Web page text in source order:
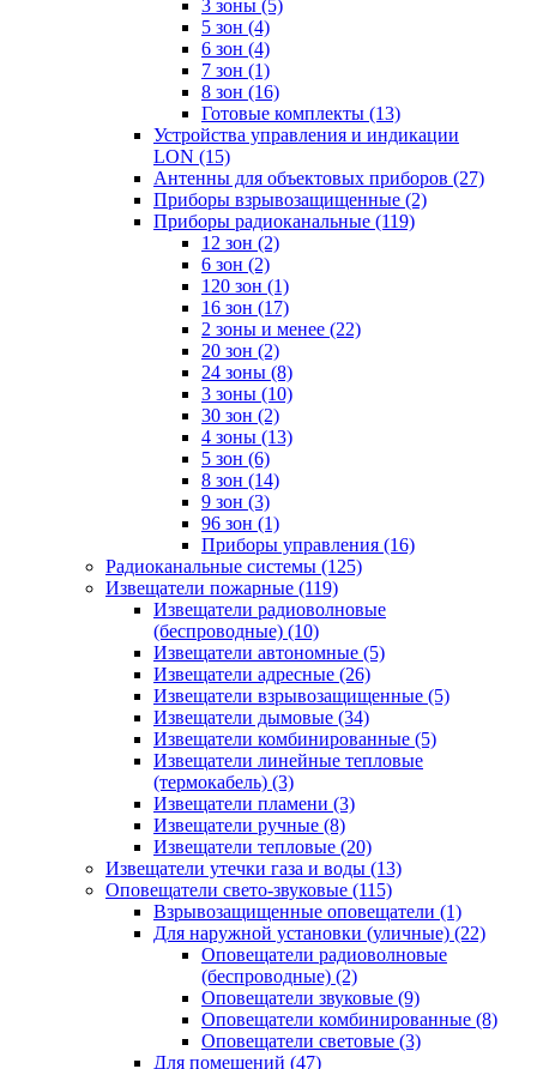
3 зоны (5)
5 зон (4)
6 зон (4)
7 зон (1)
8 зон (16)
Готовые комплекты (13)
Устройства управления и индикации
LON (15)
Антенны для объектовых приборов (27)
Приборы взрывозащищенные (2)
Приборы радиоканальные (119)
12 зон (2)
6 зон (2)
120 зон (1)
16 зон (17)
2 зоны и менее (22)
20 зон (2)
24 зоны (8)
3 зоны (10)
30 зон (2)
4 зоны (13)
5 зон (6)
8 зон (14)
9 зон (3)
96 зон (1)
Приборы управления (16)
Радиоканальные системы (125)
Извещатели пожарные (119)
Извещатели радиоволновые
(беспроводные) (10)
Извещатели автономные (5)
Извещатели адресные (26)
Извещатели взрывозащищенные (5)
Извещатели дымовые (34)
Извещатели комбинированные (5)
Извещатели линейные тепловые
(термокабель) (3)
Извещатели пламени (3)
Извещатели ручные (8)
Извещатели тепловые (20)
Извещатели утечки газа и воды (13)
Оповещатели свето-звуковые (115)
Взрывозащищенные оповещатели (1)
Для наружной установки (уличные) (22)
Оповещатели радиоволновые
(беспроводные) (2)
Оповещатели звуковые (9)
Оповещатели комбинированные (8)
Оповещатели световые (3)
Для помещений (47)